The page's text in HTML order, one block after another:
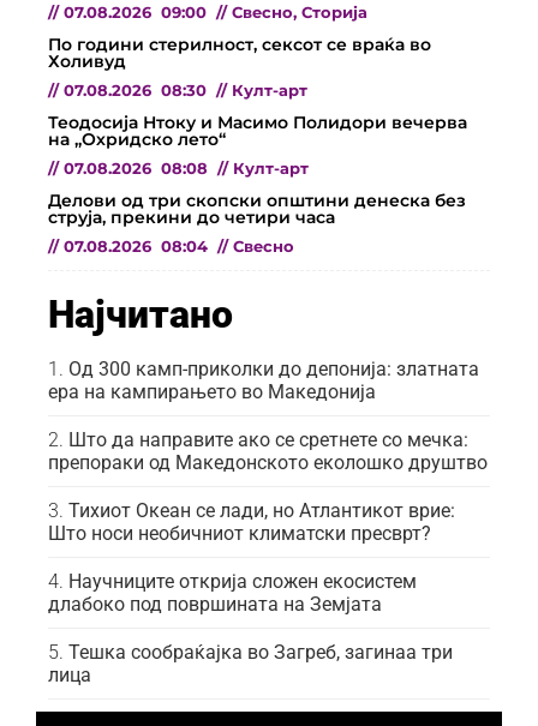
// 07.08.2026 09:00 // Свесно, Сторија
По години стерилност, сексот се враќа во
Холивуд
// 07.08.2026 08:30 // Култ-арт
Теодосија Нтоку и Масимо Полидори вечерва
на „Охридско лето“
// 07.08.2026 08:08 // Култ-арт
Делови од три скопски општини денеска без
струја, прекини до четири часа
// 07.08.2026 08:04 // Свесно
Најчитано
Од 300 камп-приколки до депонија: златната
ера на кампирањето во Македонија
Што да направите ако се сретнете со мечка:
препораки од Македонското еколошко друштво
Тихиот Океан се лади, но Атлантикот врие:
Што носи необичниот климатски пресврт?
Научниците открија сложен екосистем
длабоко под површината на Земјата
Тешка сообраќајка во Загреб, загинаа три
лица